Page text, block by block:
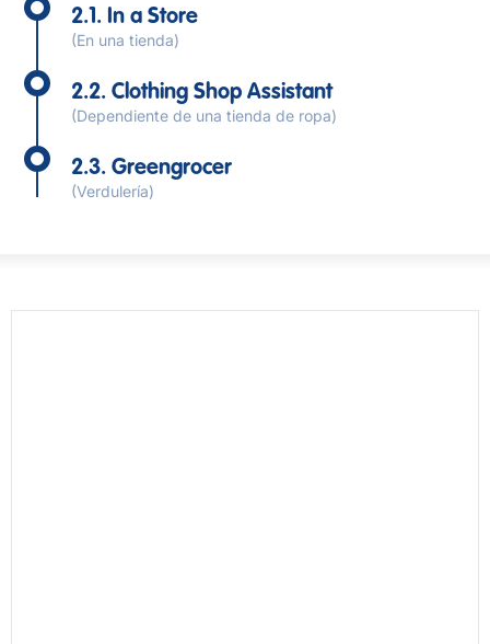
2.1. In a Store
(En una tienda)
2.2. Clothing Shop Assistant
(Dependiente de una tienda de ropa)
2.3. Greengrocer
(Verdulería)